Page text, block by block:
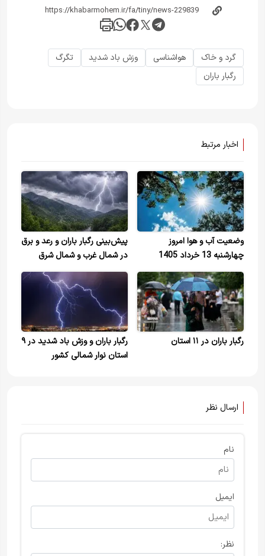
گرد و خاک هواشناسی وزش باد شدید
تگرگ
رگبار باران
اخبار مرتبط
وضعیت آب و هوا امروز
چهارشنبه 13 خرداد 1405
پیش‌بینی رگبار باران و رعد و برق
در شمال غرب و شمال شرق
کشور و ارتفاعات استان‌های
رگبار باران در ۱۱ استان
رگبار باران و وزش باد شدید در ۹
استان نوار شمالی کشور
ارسال نظر
نام
ایمیل
نظر: